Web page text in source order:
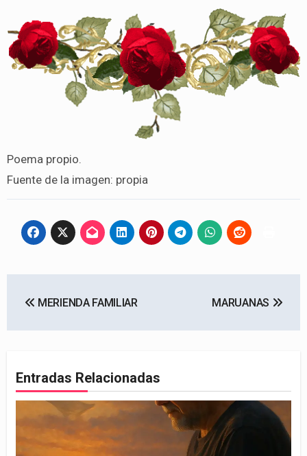
Poema propio.
Fuente de la imagen: propia
MERIENDA FAMILIAR MARUANAS
Entradas Relacionadas